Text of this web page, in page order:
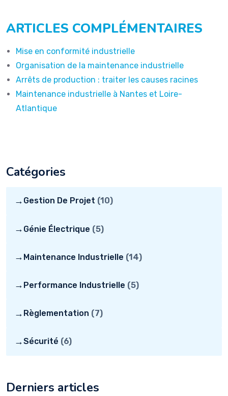
ARTICLES COMPLÉMENTAIRES
Mise en conformité industrielle
Organisation de la maintenance industrielle
Arrêts de production : traiter les causes racines
Maintenance industrielle à Nantes et Loire-
Atlantique
Catégories
→ Gestion De Projet (10)
→ Génie Électrique (5)
→ Maintenance Industrielle (14)
→ Performance Industrielle (5)
→ Règlementation (7)
→Sécurité (6)
Derniers articles